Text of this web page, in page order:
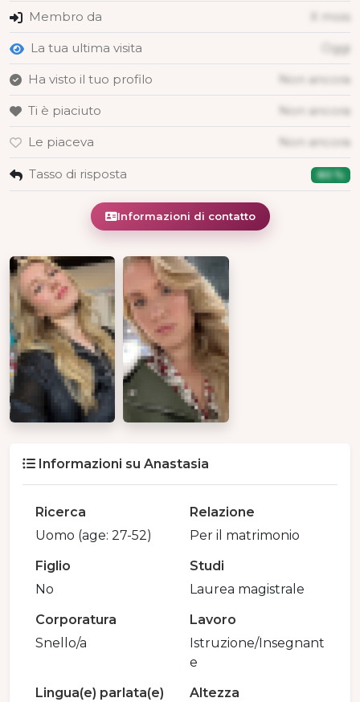
Membro da X mois
La tua ultima visita Oggi
Ha visto il tuo profilo Non ancora
Ti è piaciuto Non ancora
Le piaceva Non ancora
Tasso di risposta 80 %
Informazioni di contatto
Informazioni su Anastasia
Ricerca
Uomo (age: 27-52)
Relazione
Per il matrimonio
Figlio
No
Studi
Laurea magistrale
Corporatura
Snello/a
Lavoro
Istruzione/Insegnant
e
Lingua(e) parlata(e)
Altezza